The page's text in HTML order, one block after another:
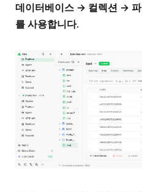
데이터베이스 → 컬렉션 →
를 사용합니다.